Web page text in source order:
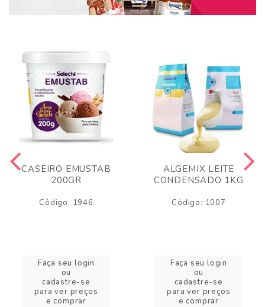
CASEIRO EMUSTAB
200GR
Código: 1946
Faça seu login
ou
cadastre-se
para ver preços
e comprar
ALGEMIX LEITE
CONDENSADO 1KG
Código: 1007
Faça seu login
ou
cadastre-se
para ver preços
e comprar